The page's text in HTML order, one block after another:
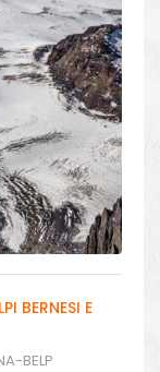
BERNESI E
BELP